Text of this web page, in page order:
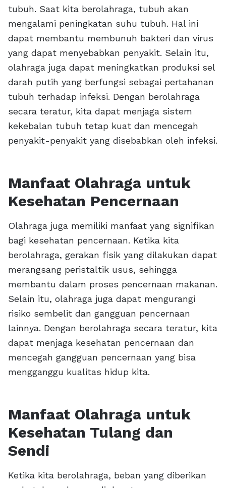
tubuh. Saat kita berolahraga, tubuh akan
mengalami peningkatan suhu tubuh. Hal ini
dapat membantu membunuh bakteri dan virus
yang dapat menyebabkan penyakit. Selain itu,
olahraga juga dapat meningkatkan produksi sel
darah putih yang berfungsi sebagai pertahanan
tubuh terhadap infeksi. Dengan berolahraga
secara teratur, kita dapat menjaga sistem
kekebalan tubuh tetap kuat dan mencegah
penyakit-penyakit yang disebabkan oleh infeksi.
Manfaat Olahraga untuk
Kesehatan Pencernaan
Olahraga juga memiliki manfaat yang signifikan
bagi kesehatan pencernaan. Ketika kita
berolahraga, gerakan fisik yang dilakukan dapat
merangsang peristaltik usus, sehingga
membantu dalam proses pencernaan makanan.
Selain itu, olahraga juga dapat mengurangi
risiko sembelit dan gangguan pencernaan
lainnya. Dengan berolahraga secara teratur, kita
dapat menjaga kesehatan pencernaan dan
mencegah gangguan pencernaan yang bisa
mengganggu kualitas hidup kita.
Manfaat Olahraga untuk
Kesehatan Tulang dan
Sendi
Ketika kita berolahraga, beban yang diberikan